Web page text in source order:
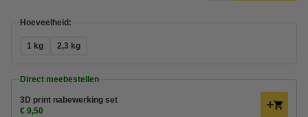
Hoeveelheid:
1 kg 2,3 kg
Direct meebestellen
3D print nabewerking set
€ 9,50